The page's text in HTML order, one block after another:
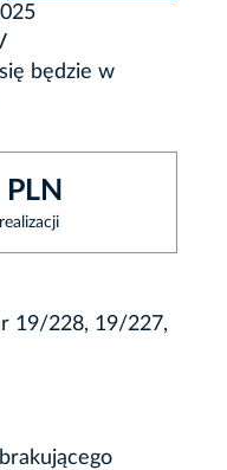
będzie w
19/228, 19/227,